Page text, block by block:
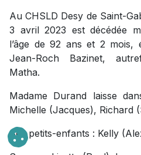
Au CHSLD Desy de Saint-
3 avril 2023 est décédée
l’âge de 92 ans et 2 mois,
Jean-Roch Bazinet,
Matha.
Madame Durand laisse
Michelle (Jacques), Richard
Ses petits-enfants : Kelly